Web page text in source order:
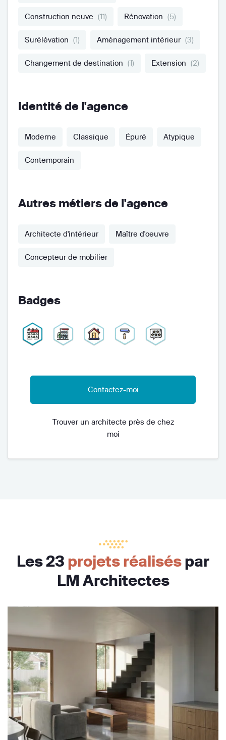
Construction neuve (11) Rénovation (5)
Surélévation (1) Aménagement intérieur (3)
Changement de destination (1) Extension (2)
Identité de l'agence
Moderne Classique Épuré Atypique
Contemporain
Autres métiers de l'agence
Architecte d'intérieur Maître d'oeuvre
Concepteur de mobilier
Badges
Contactez-moi
Trouver un architecte près de chez
moi
Les 23 projets réaliséspar
LM Architectes